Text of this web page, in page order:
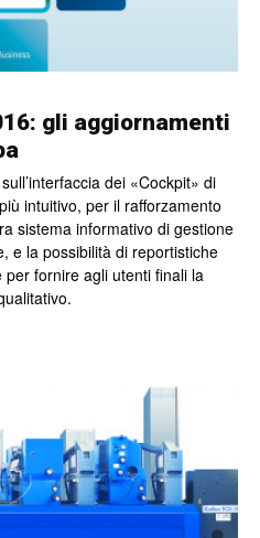
gli aggiornamenti
dei «Cockpit» di
intuitivo, per il rafforzamento
sistema informativo di gestione
e la possibilità di reportistiche
fornire agli utenti finali la